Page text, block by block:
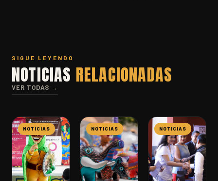
SIGUE LEYENDO
NOTICIAS RELACIONADAS
VER TODAS →
NOTICIAS NOTICIAS NOTICIAS